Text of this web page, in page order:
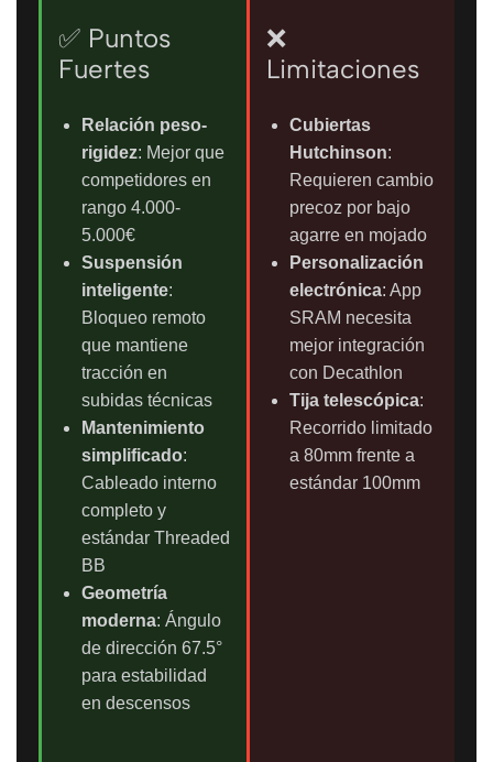
✅ Puntos
Fuertes
Relación peso-
rigidez: Mejor que
competidores en
rango 4.000-
5.000€
Suspensión
inteligente:
Bloqueo remoto
que mantiene
tracción en
subidas técnicas
Mantenimiento
simplificado:
Cableado interno
completo y
estándar Threaded
BB
Geometría
moderna: Ángulo
de dirección 67.5°
para estabilidad
en descensos
❌
Limitaciones
Cubiertas
Hutchinson:
Requieren cambio
precoz por bajo
agarre en mojado
Personalización
electrónica: App
SRAM necesita
mejor integración
con Decathlon
Tija telescópica:
Recorrido limitado
a 80mm frente a
estándar 100mm